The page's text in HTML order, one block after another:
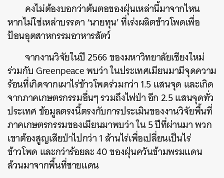
คงไม่ต้องบอกว่าต้นตอของฝุ่นเหล่านี้มาจากไหน
หากไม่ใช่เหล่าบรรดา ‘นายทุน’ ที่เร่งผลิตข้าวโพดเพื่อ
ป้อนอุตสาหกรรมอาหารสัตว์
จากงานวิจัยในปี 2566 ของมหาวิทยาลัยเชียงใหม่
ร่วมกับ Greenpeace พบว่า ในประเทศเมียนมามีจุดความ
ร้อนที่เกิดจากเผาไร่ข้าวโพดร่วมกว่า 1.5 แสนจุด และเกิด
จากภาคเกษตรกรรมอื่นๆ รวมถึงไฟป่า อีก 2.5 แสนจุดทั่ว
ประเทศ ข้อมูลตรงนี้ตรงกับการประเมินของงานวิจัยพื้นที่
ภาคเกษตรกรรมของเมียนมาพบว่า ใน 5 ปีที่ผ่านมา พวก
เขาต้องสูญเสียป่าไปกว่า 1 ล้านไร่เพื่อเปลี่ยนเป็นไร่
ข้าวโพด และกว่าร้อยละ 40 ของฝุ่นควันข้ามพรมแดน
ล้วนมาจากพื้นที่ชายแดน